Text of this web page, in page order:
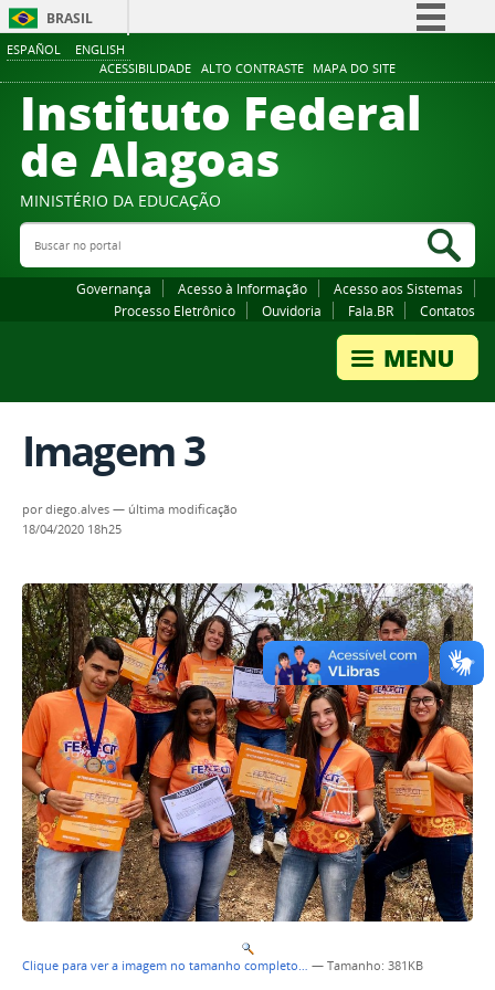
ESPAÑOL ENGLISH
ACESSIBILIDADE ALTO CONTRASTE MAPA DO SITE
BRASIL
Comunica BR
Participe
Canais
Instituto Federal
de Alagoas
MINISTÉRIO DA EDUCAÇÃO
Buscar no portal
Governança Acesso à Informação
Acesso aos Sistemas
Processo Eletrônico
Ouvidoria Fala.BR Contatos
Imagem 3
pordiego.alves — última modificação
18/04/2020 18h25
Clique para ver a imagem no tamanho completo… — Tamanho: 381KB